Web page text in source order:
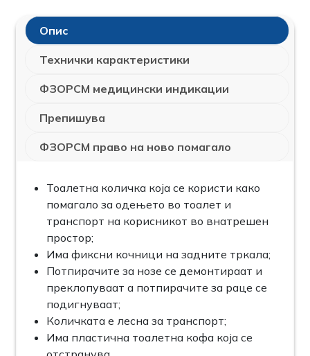
Опис
Технички карактеристики
ФЗОРСМ медицински индикации
Препишува
ФЗОРСМ право на ново помагало
Тоалетна количка која се користи како
помагало за одењето во тоалет и
транспорт на корисникот во внатрешен
простор;
Има фиксни кочници на задните тркала;
Потпирачите за нозе се демонтираат и
преклопуваат а потпирачите за раце се
подигнуваат;
Количката е лесна за транспорт;
Има пластична тоалетна кофа која се